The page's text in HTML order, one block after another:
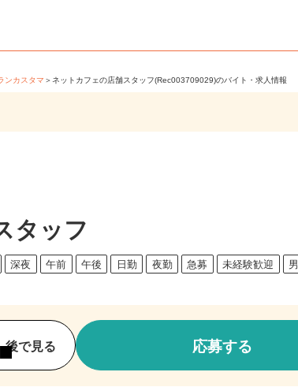
ランカスタマ＞ネットカフェの店舗スタッフ(Rec003709029)のバイト・求人情報
タッフ
深夜 午前 午後 日勤 夜勤 急募 未経験歓迎
後で見る 応募する